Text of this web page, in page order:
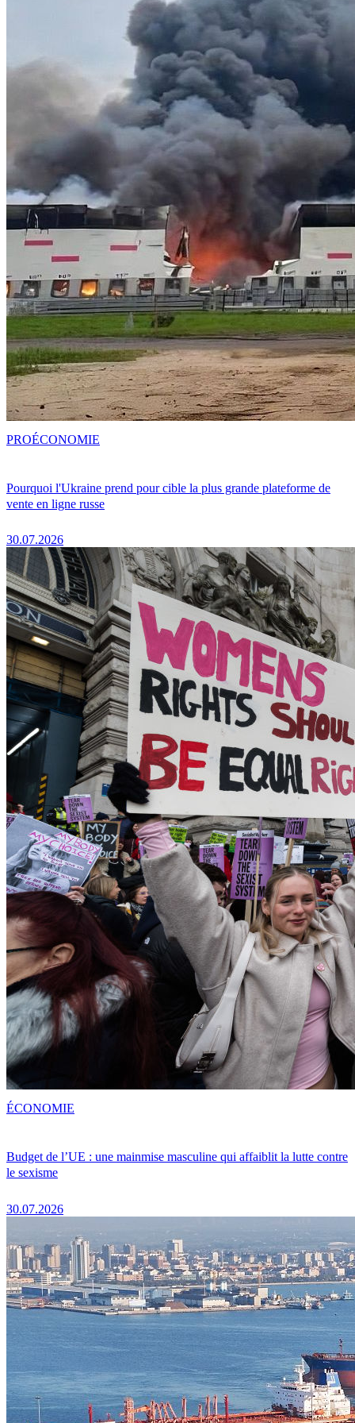
Pourquoi l'Ukraine prend pour cible la plus grande plateforme de
vente en ligne russe
30.07.2026
PROÉCONOMIE
Budget de l’UE : une mainmise masculine qui affaiblit la lutte contre
le sexisme
30.07.2026
ÉCONOMIE